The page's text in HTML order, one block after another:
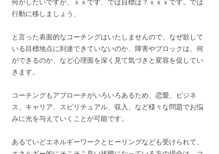
何がしたいですが、ｘｘです、では目標は？ｘｘｘです。では
行動に移しましょう、
と言った表面的なコーチングはいたしませんので、なぜ欲して
いる目標地点に到達できていないのか、障害やブロックは、何
ができるのか、など心理面を深く見て気づきと変容を促してい
きます。
コーチングもアプローチがいろいろあるため、恋愛、ビジネ
ス、キャリア、スピリチュアル、収入、など様々な問題でお悩
みに光を与えていくことが可能です。
あるていどエネルギーワークとヒーリングなども受けられて、